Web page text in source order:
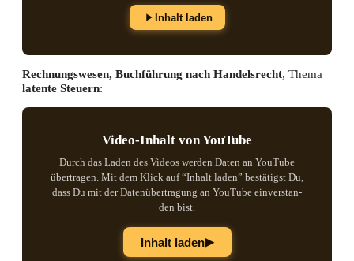
Inhalt laden
Rech­nungs­we­sen, Buch­füh­rung nach Han­dels­recht, The­ma
laten­te Steu­ern:
Video-Inhalt von YouTube
Durch das Laden des Vide­os wer­den Daten an You­Tube
über­tra­gen. Mit dem Klick auf “Inhalt laden” bestä­tigst Du,
dass Du mit der Daten­über­tra­gung an You­Tube ein­ver­stan­
den bist.
Inhalt laden▶